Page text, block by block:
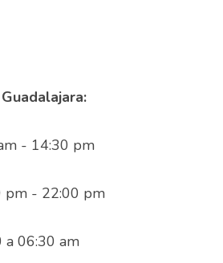
- 14:30 pm
pm - 22:00 pm
06:30 am